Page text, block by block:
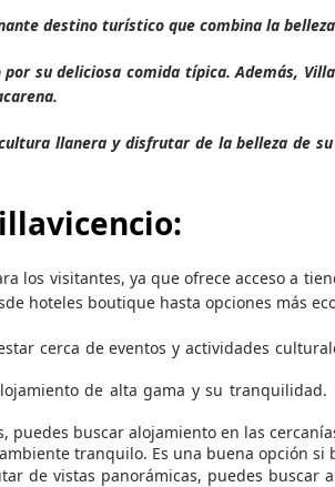
destino turístico que combina la
su deliciosa comida típica. Además,
llanera y disfrutar de la belleza de
los visitantes, ya que ofrece acceso a
hoteles boutique hasta opciones más
cerca de eventos y actividades
de alta gama y su
puedes buscar alojamiento en las
tranquilo. Es una buena opción
de vistas panorámicas, puedes buscar